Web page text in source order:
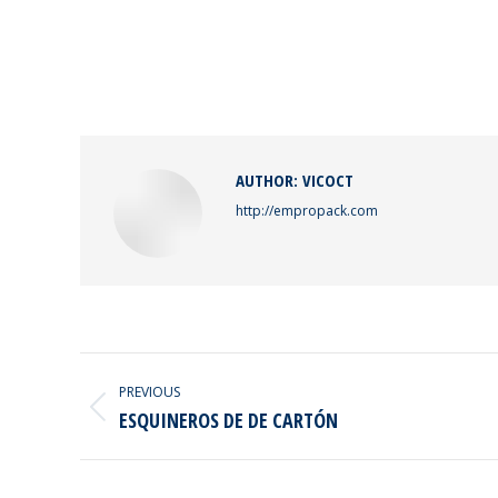
AUTHOR: VICOCT
http://empropack.com
NAVIGATION
PREVIOUS
Previous
ESQUINEROS DE DE CARTÓN